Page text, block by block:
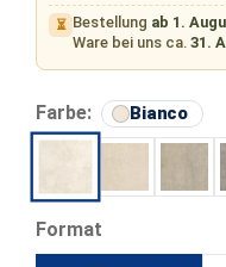
⏳ Bestellung ab 1.
Ware bei uns ca.31.
Farbe: Bianco
Format